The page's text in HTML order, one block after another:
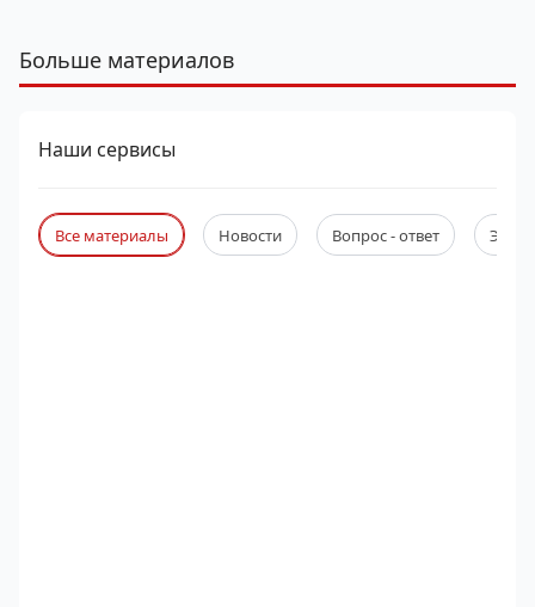
Больше материалов
Наши сервисы
Все материалы Новости Вопрос - ответ